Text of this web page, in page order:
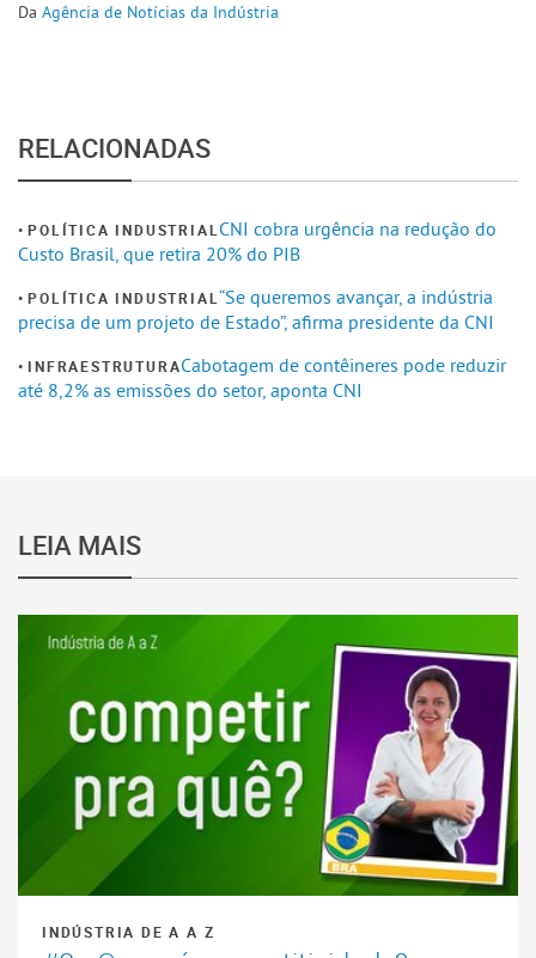
Da Agência de Notícias da Indústria
RELACIONADAS
POLÍTICA INDUSTRIALCNI cobra urgência na redução do
Custo Brasil, que retira 20% do PIB
POLÍTICA INDUSTRIAL“Se queremos avançar, a indústria
precisa de um projeto de Estado”, afirma presidente da CNI
INFRAESTRUTURACabotagem de contêineres pode reduzir
até 8,2% as emissões do setor, aponta CNI
LEIA MAIS
INDÚSTRIA DE A A Z